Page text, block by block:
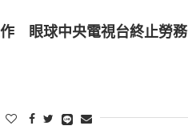
眼球中央電視台終止勞務